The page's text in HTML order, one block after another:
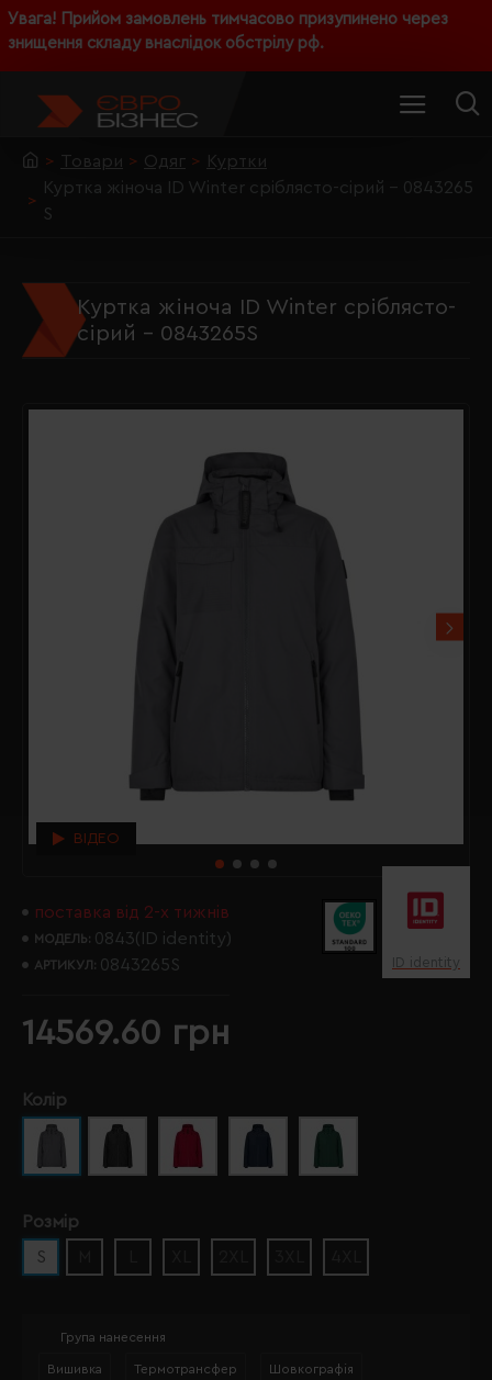
Увага! Прийом замовлень тимчасово призупинено через
знищення складу внаслідок обстрілу рф.
Товари Одяг
Куртки
Куртка жіноча ID Winter сріблясто-сірий - 0843265
S
Куртка жіноча ID Winter сріблясто-
сірий - 0843265S
ВІДЕО
поставка від 2-х тижнів
МОДЕЛЬ: 0843(ID identity)
АРТИКУЛ: 0843265S ID identity
14569.60 грн
Колір
Розмір
S
Група нанесення
Вишивка Термотрансфер Шовкографія